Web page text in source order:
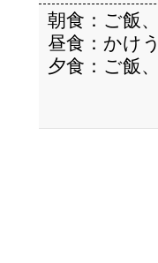
朝食：ご飯
昼食：かけ
夕食：ご飯